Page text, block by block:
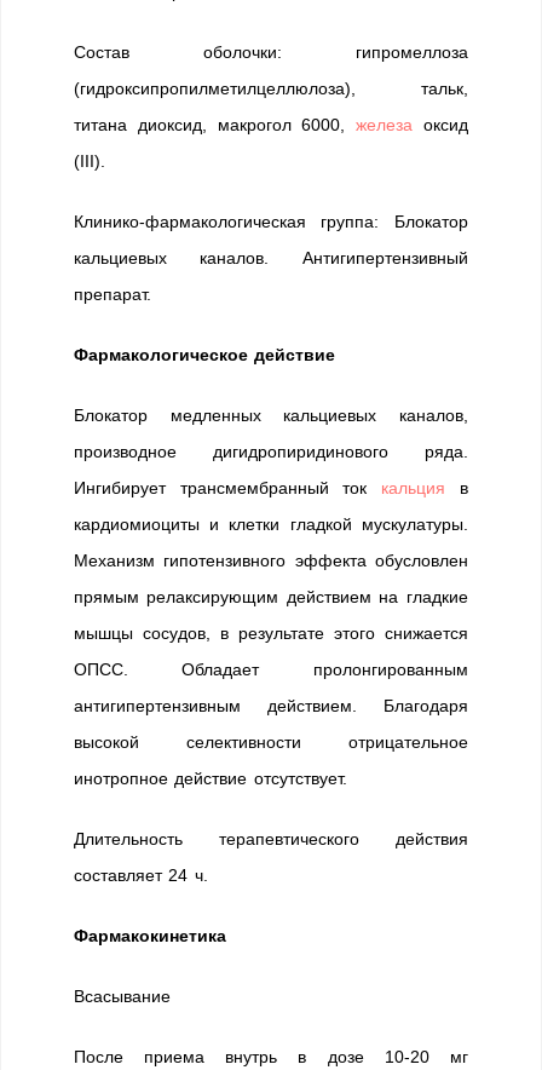
Состав оболочки: гипромеллоза
(гидроксипропилметилцеллюлоза), тальк,
титана диоксид, макрогол 6000,железа оксид
(III).
Клинико-фармакологическая группа: Блокатор
кальциевых каналов. Антигипертензивный
препарат.
Фармакологическое действие
Блокатор медленных кальциевых каналов,
производное дигидропиридинового ряда.
Ингибирует трансмембранный ток кальция в
кардиомиоциты и клетки гладкой мускулатуры.
Механизм гипотензивного эффекта обусловлен
прямым релаксирующим действием на гладкие
мышцы сосудов, в результате этого снижается
ОПСС. Обладает пролонгированным
антигипертензивным действием. Благодаря
высокой селективности отрицательное
инотропное действие отсутствует.
Длительность терапевтического действия
составляет 24 ч.
Фармакокинетика
Всасывание
После приема внутрь в дозе 10-20 мг